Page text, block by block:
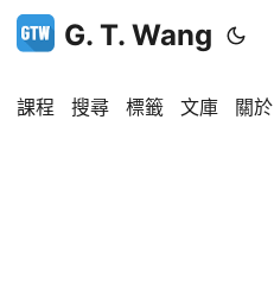
G. T. Wang
課程 搜尋 標籤 文庫 關於